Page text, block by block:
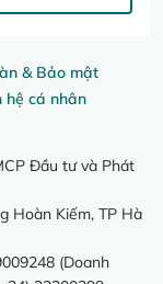
& Bảo mật
hệ cá nhân
Đầu tư và Phát
Hoàn Kiếm, TP Hà
(Doanh